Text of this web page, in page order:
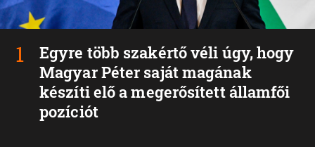
Egyre több szakértő véli úgy, hogy
Magyar Péter saját magának
készíti elő a megerősített államfői
pozíciót